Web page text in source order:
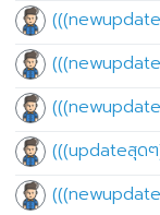
(((updateสุด